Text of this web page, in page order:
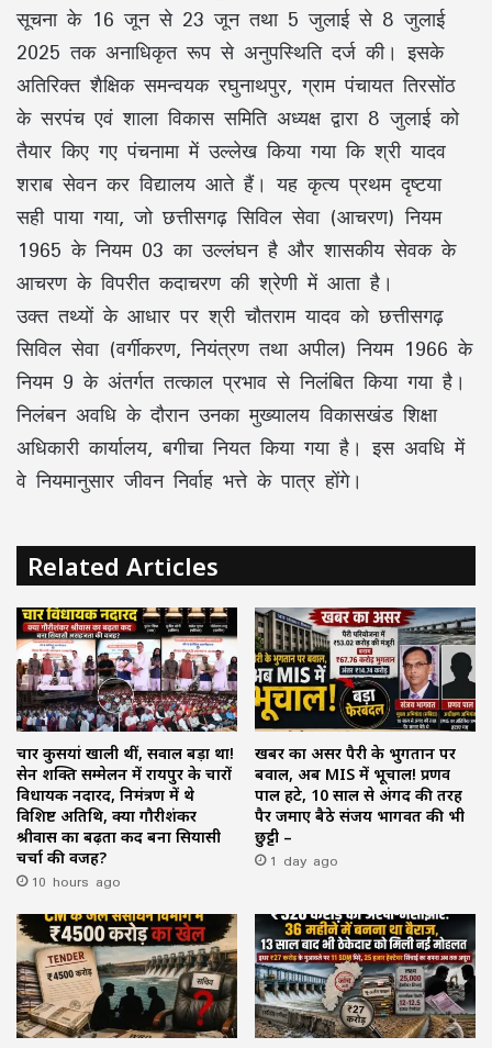
सूचना के 16 जून से 23 जून तथा 5 जुलाई से 8 जुलाई
2025 तक अनाधिकृत रूप से अनुपस्थिति दर्ज की। इसके
अतिरिक्त शैक्षिक समन्वयक रघुनाथपुर, ग्राम पंचायत तिरसोंठ
के सरपंच एवं शाला विकास समिति अध्यक्ष द्वारा 8 जुलाई को
तैयार किए गए पंचनामा में उल्लेख किया गया कि श्री यादव
शराब सेवन कर विद्यालय आते हैं। यह कृत्य प्रथम दृष्टया
सही पाया गया, जो छत्तीसगढ़ सिविल सेवा (आचरण) नियम
1965 के नियम 03 का उल्लंघन है और शासकीय सेवक के
आचरण के विपरीत कदाचरण की श्रेणी में आता है।
उक्त तथ्यों के आधार पर श्री चौतराम यादव को छत्तीसगढ़
सिविल सेवा (वर्गीकरण, नियंत्रण तथा अपील) नियम 1966 के
नियम 9 के अंतर्गत तत्काल प्रभाव से निलंबित किया गया है।
निलंबन अवधि के दौरान उनका मुख्यालय विकासखंड शिक्षा
अधिकारी कार्यालय, बगीचा नियत किया गया है। इस अवधि में
वे नियमानुसार जीवन निर्वाह भत्ते के पात्र होंगे।
Related Articles
चार कुर्सियां खाली थीं, सवाल बड़ा था!
सेन शक्ति सम्मेलन में रायपुर के चारों
विधायक नदारद, निमंत्रण में थे
विशिष्ट अतिथि, क्या गौरीशंकर
श्रीवास का बढ़ता कद बना सियासी
चर्चा की वजह?
10 hours ago
खबर का असर पैरी के भुगतान पर
बवाल, अब MIS में भूचाल! प्रणव
पाल हटे, 10 साल से अंगद की तरह
पैर जमाए बैठे संजय भागवत की भी
छुट्टी –
1 day ago